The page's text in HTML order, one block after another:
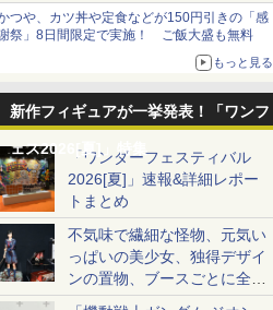
つや、カツ丼や定食などが150円引きの「感
祭」8日間限定で実施！ ご飯大盛も無料
もっと見る
新作フィギュアが一挙発表！「ワンフ
ェス2026[夏]」特集「ワンダーフェスティバル
2026[夏]」速報&詳細レポー
トまとめ
不気味で繊細な怪物、元気い
っぱいの美少女、独得デザイ
ンの置物、ブースごとに全く
異なる世界が広がる一般ディ